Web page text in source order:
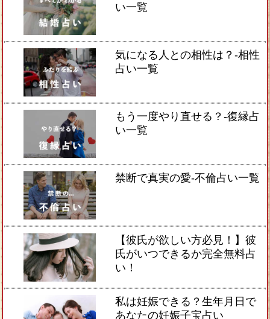
い一覧
気になる人との相性は？-相性
占い一覧
もう一度やり直せる？-復縁占
い一覧
禁断で真実の愛-不倫占い一覧
【彼氏が欲しい方必見！】彼
氏がいつできるか完全無料占
い！
私は妊娠できる？生年月日で
あなたの妊娠子宝占い